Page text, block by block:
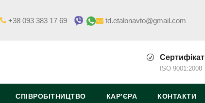
+38 093 383 17 69 td.etalonavto@gmail.com
Сертифікат
ISO 9001:2008
СПІВРОБІТНИЦТВО КАР’ЄРА КОНТАКТИ